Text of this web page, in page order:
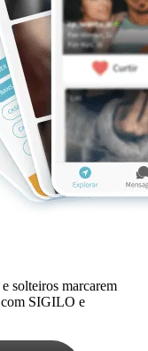
solteiros marcarem
com SIGILO e